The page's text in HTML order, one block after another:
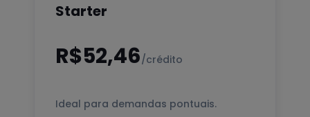
Starter
R$52,46/crédito
Ideal para demandas pontuais.